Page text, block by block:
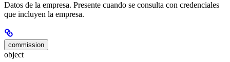
Datos de la empresa. Presente cuando se consulta con credenciales
que incluyen la empresa.
commission
object